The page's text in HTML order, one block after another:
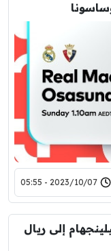
2023/10/07 - 05:55
إلى ريال